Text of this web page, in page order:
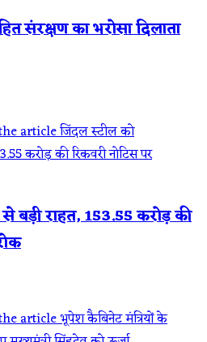
संरक्षण का भरोसा दिलाता
बड़ी राहत, 153.55 करोड़ की